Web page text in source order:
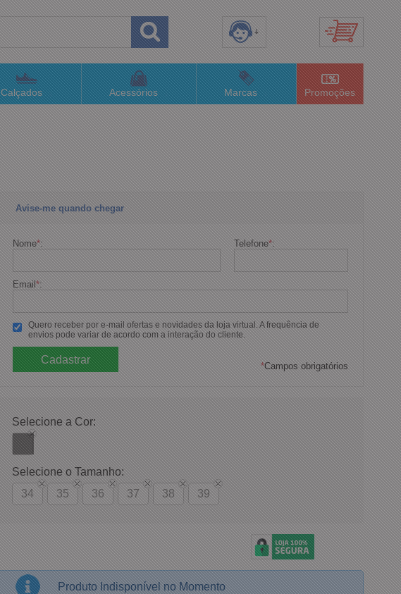
(48) 3658-4820
(48)996063435
sac@lojaconceitom.com.br
Atendimento Online
Calçados Acessórios Marcas Promoções
Avise-me quando chegar
Nome*: Telefone*:
Email*:
Quero receber por e-mail ofertas e novidades da loja virtual. A frequência de
envios pode variar de acordo com a interação do cliente.
*Campos obrigatórios
Selecione a Cor:
Selecione o Tamanho:
34
35 36 37 38 39
Produto Indisponível no Momento